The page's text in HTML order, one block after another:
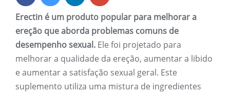
Erectin é um produto popular para melhorar a
ereção que aborda problemas comuns de
desempenho sexual. Ele foi projetado para
melhorar a qualidade da ereção, aumentar a libido
e aumentar a satisfação sexual geral. Este
suplemento utiliza uma mistura de ingredientes